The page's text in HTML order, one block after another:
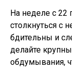
На неделе с 22
столкнуться с
бдительны и
делайте
обдумывания,